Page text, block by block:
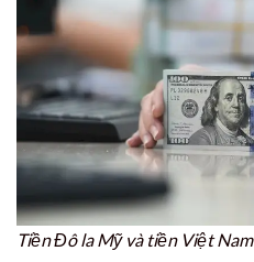
Tiền Đô la Mỹ và tiền Việt Nam